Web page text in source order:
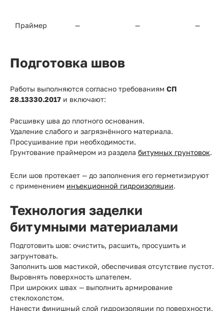
Праймер — — —
Подготовка швов
Работы выполняются согласно требованиям СП
28.13330.2017 и включают:
Расшивку шва до плотного основания.
Удаление слабого и загрязнённого материала.
Просушивание при необходимости.
Грунтование праймером из раздела битумных грунтовок.
Если шов протекает — до заполнения его герметизируют
с применением инъекционной гидроизоляции.
Технология заделки
битумными материалами
Подготовить шов: очистить, расшить, просушить и
загрунтовать.
Заполнить шов мастикой, обеспечивая отсутствие пустот.
Выровнять поверхность шпателем.
При широких швах — выполнить армирование
стеклохолстом.
Нанести финишный слой гидроизоляции по поверхности.